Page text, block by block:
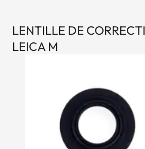
LENTILLE DE
LEICA M